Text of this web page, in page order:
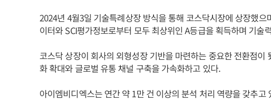
2024년 4월3일 기술특례상장 방식을 통해 코스닥시장에 상장했으
이터와 SCI평가정보로부터 모두 최상위인 A등급을 획득하며 기술
코스닥 상장이 회사의 외형성장 기반을 마련하는 중요한 전환점이
화 확대와 글로벌 유통 채널 구축을 가속화하고 있다.
아이엠비디엑스는 연간 약 1만 건 이상의 분석 처리 역량을 갖추고